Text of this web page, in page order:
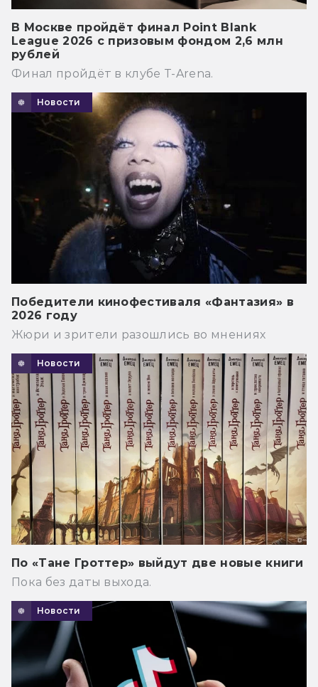
В Москве пройдёт финал Point Blank
League 2026 с призовым фондом 2,6 млн
рублей
Финал пройдёт в клубе T-Arena.
Новости
Победители кинофестиваля «Фантазия» в
2026 году
Жюри и зрители разошлись во мнениях
Новости
По «Тане Гроттер» выйдут две новые книги
Пока без даты выхода.
Новости